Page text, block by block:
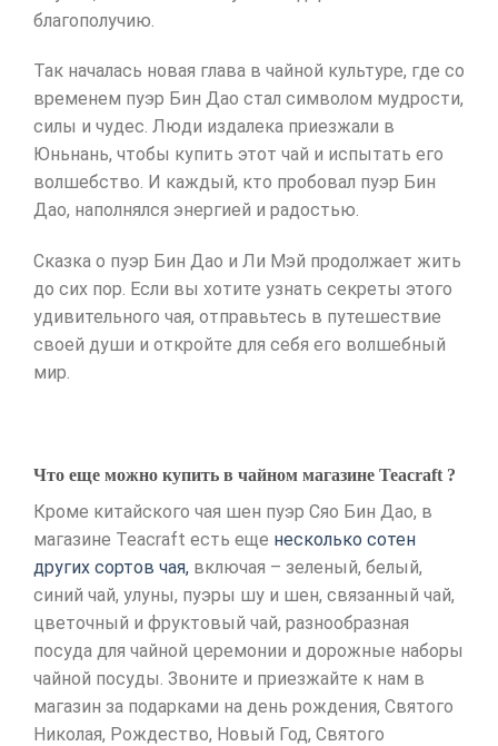
благополучию.
Так началась новая глава в чайной культуре, где со
временем пуэр Бин Дао стал символом мудрости,
силы и чудес. Люди издалека приезжали в
Юньнань, чтобы купить этот чай и испытать его
волшебство. И каждый, кто пробовал пуэр Бин
Дао, наполнялся энергией и радостью.
Сказка о пуэр Бин Дао и Ли Мэй продолжает жить
до сих пор. Если вы хотите узнать секреты этого
удивительного чая, отправьтесь в путешествие
своей души и откройте для себя его волшебный
мир.
Что еще можно купить в чайном магазине Teacraft ?
Кроме китайского чая шен пуэр Сяо Бин Дао, в
магазине Teacraft есть еще несколько сотен
других сортов чая, включая – зеленый, белый,
синий чай, улуны, пуэры шу и шен, связанный чай,
цветочный и фруктовый чай, разнообразная
посуда для чайной церемонии и дорожные наборы
чайной посуды. Звоните и приезжайте к нам в
магазин за подарками на день рождения, Святого
Николая, Рождество, Новый Год, Святого